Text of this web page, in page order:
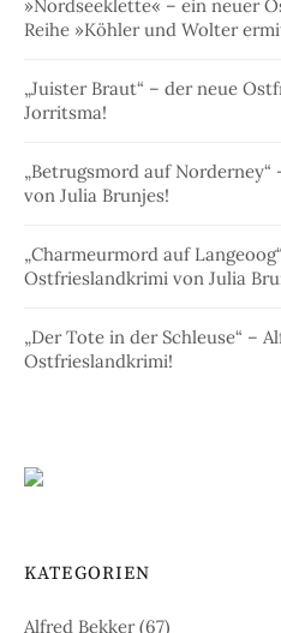
»Nordseeklette« – ein neuer
Reihe »Köhler und Wolter
„Juister Braut“ – der neue
Jorritsma!
„Betrugsmord auf
von Julia Brunjes!
„Charmeurmord auf
Ostfrieslandkrimi von Julia
„Der Tote in der Schleuse“ –
Ostfrieslandkrimi!
KATEGORIEN
Alfred Bekker(67)